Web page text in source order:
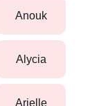
anouk
alycia
arielle